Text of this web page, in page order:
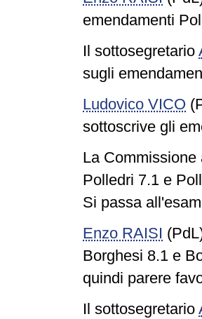
emendamenti
Il sottosegretario
sugli
Ludovico VICO
sottoscrive gli
La
Polledri 7.1 e
Si passa
Enzo RAISI
Borghesi 8.1 e
quindi parere
Il sottosegretario